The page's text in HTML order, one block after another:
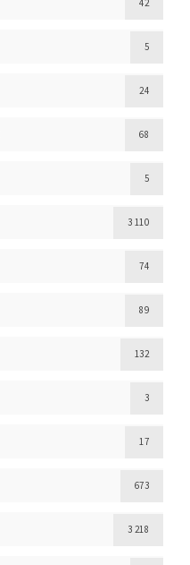
42
5
24
68
5
3 110
74
89
132
3
17
673
3 218